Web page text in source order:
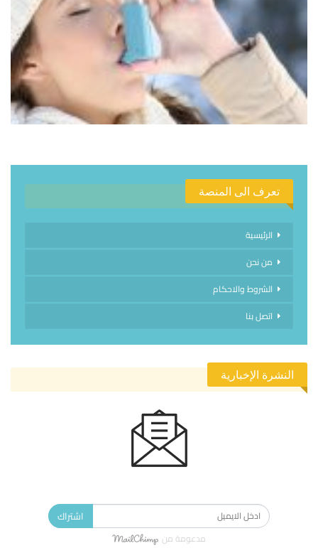
تعرف الى المنصة
الرئيسية
من نحن
الشروط والاحكام
اتصل بنا
النشرة الإخبارية
اشتراك
مدعومة من